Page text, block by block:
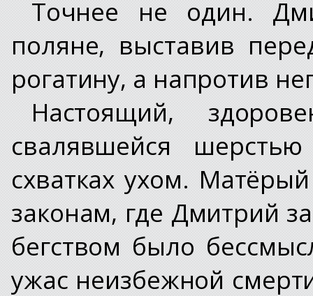
Точнее не один.
поляне, выставив
рогатину, а напротив
Настоящий,
свалявшейся
схватках ухом.
законам, где Дмитрий
бегством было
ужас неизбежной